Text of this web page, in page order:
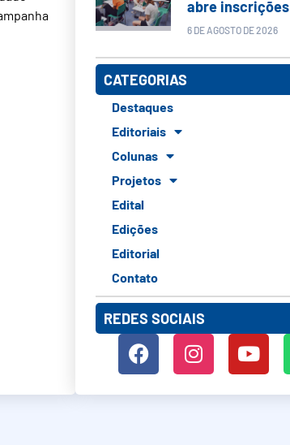
abre inscrições
6 DE AGOSTO DE 2026
CATEGORIAS
Destaques
Editoriais
Colunas
Projetos
Edital
Edições
Editorial
Contato
REDES SOCIAIS